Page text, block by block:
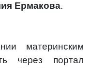
Ермакова.
материнским
через портал